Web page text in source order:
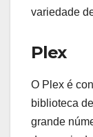
variedade
Plex
O Plex é
biblioteca
grande